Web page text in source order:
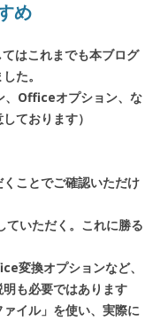
め
はこれまでも本ブログ
た。
、Officeオプション、な
ております）
ことでご確認いただけ
ていただく。これに勝る
変換オプションなど、
も必要ではあります
イル」を使い、実際に